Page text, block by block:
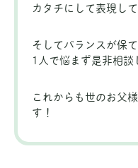
カタチにして表現し
そしてバランスが保
1人で悩まず是非相談
これからも世のお父
す！